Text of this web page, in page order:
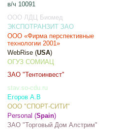
в/ч 10091
ООО ЛДЦ Биомед
ЭКСПОТРАНЗИТ ЗАО
ООО «Фирма перспективные
технологии 2001»
WebRise (USA)
ОГУЗ СОМИАЦ
ЗАО "Тентоинвест"
stav.so-cdu.ru
Егоров А.В
ООО "СПОРТ-СИТИ"
Personal (Spain)
ЗАО "Торговый Дом Алстрим"